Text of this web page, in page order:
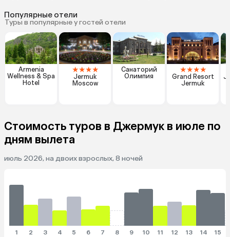
Популярные отели
Туры в популярные у гостей отели
Armenia
Wellness & Spa
Hotel
★★★★
Jermuk
Moscow
Санаторий
Олимпия
★★★★
Grand Resort
Jermuk
Стоимость туров в Джермук в июле по
дням вылета
июль 2026, на двоих взрослых, 8 ночей
1
2
3
4
5
6
7
8
9
10
11
12
13
14
15